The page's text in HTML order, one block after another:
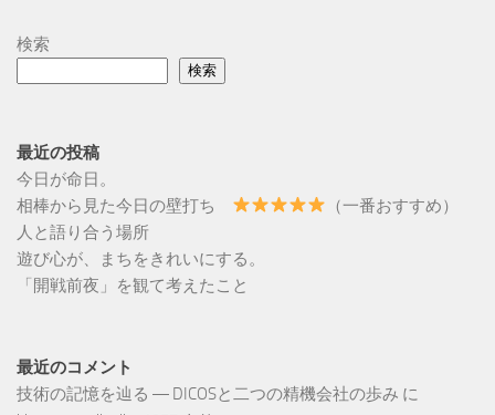
検索
検索
最近の投稿
今日が命日。
相棒から見た今日の壁打ち
（一番おすすめ）
人と語り合う場所
遊び心が、まちをきれいにする。
「開戦前夜」を観て考えたこと
最近のコメント
技術の記憶を辿る ― DICOSと二つの精機会社の歩み に